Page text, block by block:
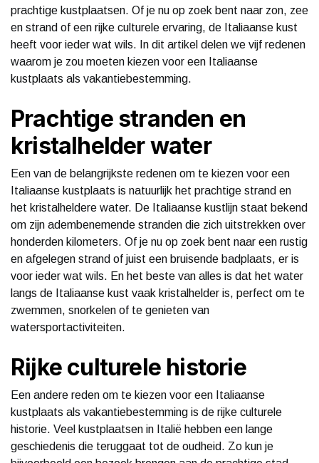
prachtige kustplaatsen. Of je nu op zoek bent naar zon, zee
en strand of een rijke culturele ervaring, de Italiaanse kust
heeft voor ieder wat wils. In dit artikel delen we vijf redenen
waarom je zou moeten kiezen voor een Italiaanse
kustplaats als vakantiebestemming.
Prachtige stranden en
kristalhelder water
Een van de belangrijkste redenen om te kiezen voor een
Italiaanse kustplaats is natuurlijk het prachtige strand en
het kristalheldere water. De Italiaanse kustlijn staat bekend
om zijn adembenemende stranden die zich uitstrekken over
honderden kilometers. Of je nu op zoek bent naar een rustig
en afgelegen strand of juist een bruisende badplaats, er is
voor ieder wat wils. En het beste van alles is dat het water
langs de Italiaanse kust vaak kristalhelder is, perfect om te
zwemmen, snorkelen of te genieten van
watersportactiviteiten.
Rijke culturele historie
Een andere reden om te kiezen voor een Italiaanse
kustplaats als vakantiebestemming is de rijke culturele
historie. Veel kustplaatsen in Italië hebben een lange
geschiedenis die teruggaat tot de oudheid. Zo kun je